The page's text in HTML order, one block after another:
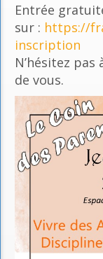
Entrée
sur : https://
inscription
N’hésitez
de vous.